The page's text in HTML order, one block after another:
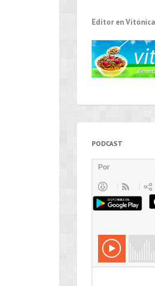
Editor en
PODCAST